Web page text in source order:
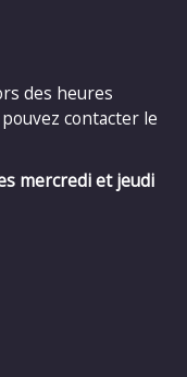
des heures
contacter le
mercredi et jeudi